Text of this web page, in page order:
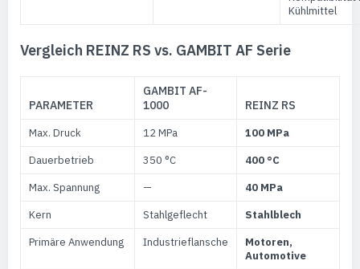
Kühlmittel
Vergleich REINZ RS vs. GAMBIT AF Serie
PARAMETER
GAMBIT AF-
1000
REINZ RS
Max. Druck 12 MPa
100 MPa
Dauerbetrieb
350 °C
400 °C
Max. Spannung
—
40 MPa
Kern
Stahlgeflecht
Stahlblech
Primäre Anwendung
Industrieflansche
Motoren,
Automotive